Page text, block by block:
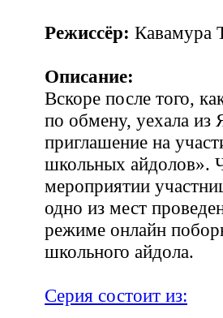
Режиссёр: Кавамура
Описание:
Вскоре после того,
по обмену, уехала из
приглашение на
школьных айдолов».
мероприятии
одно из мест
режиме онлайн
школьного айдола.
Серия состоит из: